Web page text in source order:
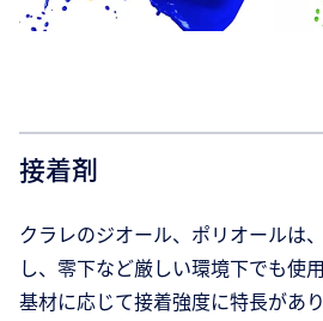
接着剤
クラレのジオール、ポリオールは
し、零下など厳しい環境下でも使
基材に応じて接着強度に特長があ